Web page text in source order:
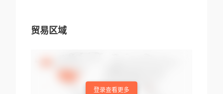
贸易区域
登录查看更多